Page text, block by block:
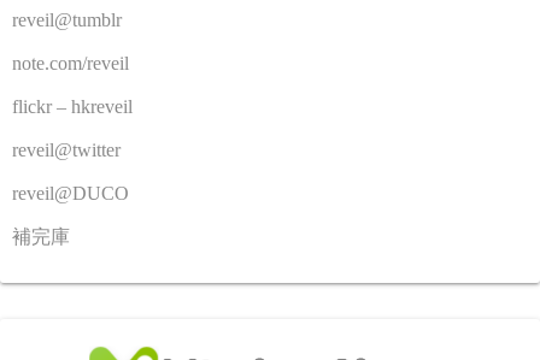
reveil@tumblr
note.com/reveil
flickr – hkreveil
reveil@twitter
reveil@DUCO
補完庫